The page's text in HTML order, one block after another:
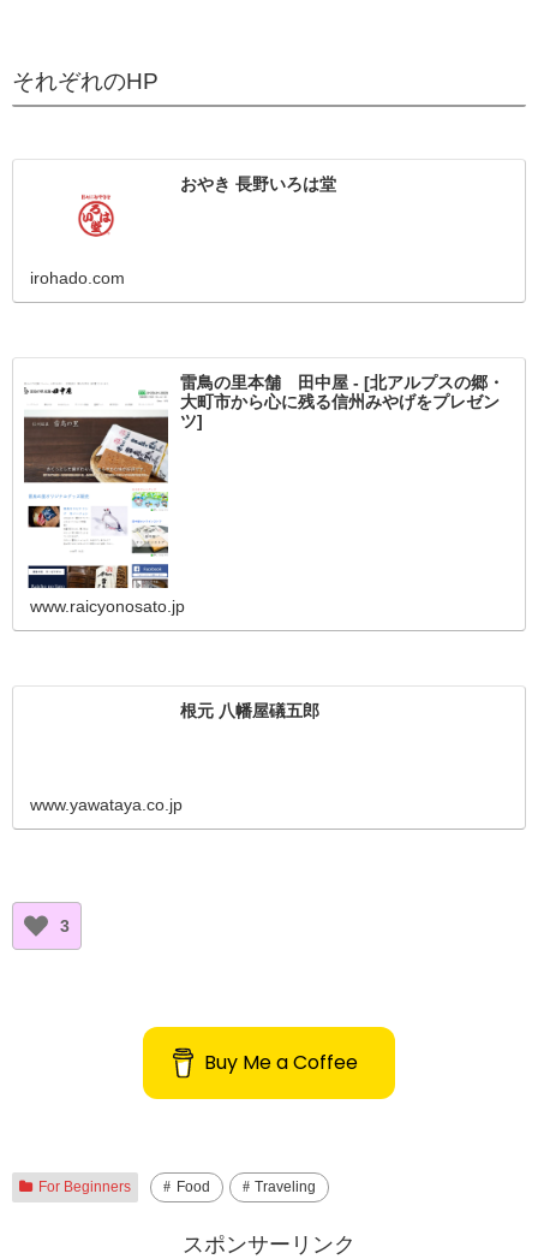
それぞれのHP
おやき 長野いろは堂
irohado.com
雷鳥の里本舗 田中屋 - [北アルプスの郷・
大町市から心に残る信州みやげをプレゼン
ツ]
www.raicyonosato.jp
根元 八幡屋礒五郎
www.yawataya.co.jp
3
Buy Me a Coffee
For Beginners Food Traveling
スポンサーリンク